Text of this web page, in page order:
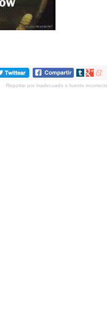
Compartir
tumblrGoogle+
Reportar por inadecuado o fuente incorrecta